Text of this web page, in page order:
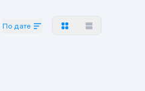
По дате